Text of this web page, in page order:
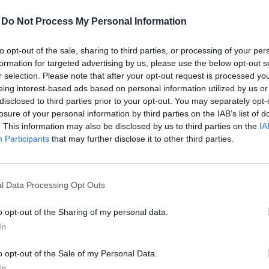
Do Not Process My Personal Information
opt-out of the sale, sharing to third parties, or processing of your
for targeted advertising by us, please use the below opt-out
selection. Please note that after your opt-out request is processed
interest-based ads based on personal information utilized by us
to third parties prior to your opt-out. You may separately
of your personal information by third parties on the IAB’s list of
This information may also be disclosed by us to third parties on the
Participants that may further disclose it to other third parties.
Data Processing Opt Outs
opt-out of the Sharing of my personal data.
opt-out of the Sale of my Personal Data.
valamint teendők telt ház esetén
akit megszólít az esemény szakmai programja,
lehet regisztrálni az adott esemény aloldalán, a
rendezvény esetén) kifizetett jeggyel
nap éjfélig van lehetőség; ezt követően a helyszínen
ingyenes eseményeink esetén a jegyváltásban.
várólistára lehet jelentkezni. Ebben az esetben a
jelentkezőket az esetleges részvételi
fizetni?
kiegészítők stb.) a regisztrációs folyamat során
két napban oldalunkon már csak bankkártyás fizetésre
garantálni a részvételt.
fizetés kollégáinknál a regisztrációs pultban.
ellenőrizze a spam, social és egyéb almappákat is
ellenőrizze a kifizetést, mivel a belépésre jogosító
Hogyan tudom a kedvezmény- vagy
az aktuális rendezvény oldalán tud tájékozódni
kódok mezőbe kérjük résztvevőnként beírni az
e a szállást?
tartalmáról. A jegyár nem tartalmazza a szállás